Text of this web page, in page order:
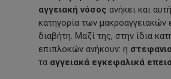
αγγειακή νόσος ανήκει και
κατηγορία των μακροαγγειακών
διαβήτη. Μαζί της, στην ίδια
επιπλοκών ανήκουν: η
τα αγγειακά εγκεφαλικά